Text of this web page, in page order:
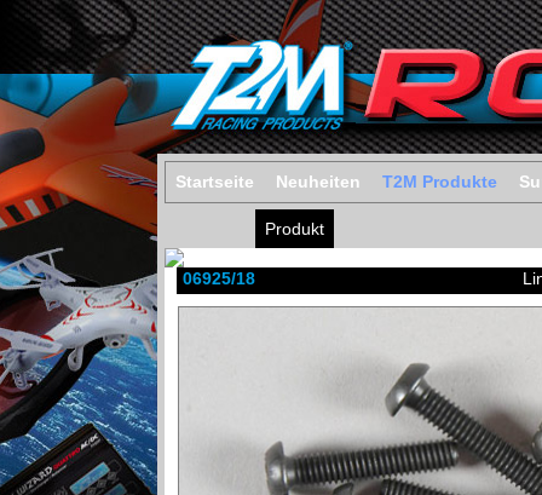
Startseite Neuheiten T2M Produkte
Produkt
06925/18